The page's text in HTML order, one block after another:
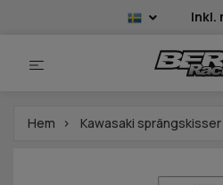
Inkl.
Hem Kawasaki sprängskisser